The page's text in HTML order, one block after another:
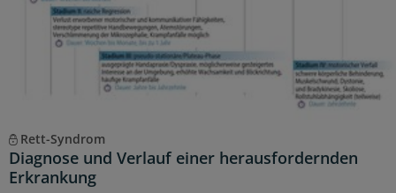
Rett-Syndrom
Diagnose und Verlauf einer herausfordernden
Erkrankung